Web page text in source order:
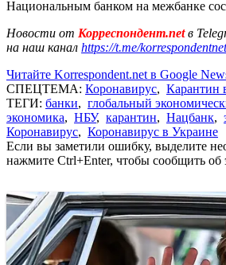
Национальным банком на межбанке
Новости от Корреспондент.netв
на наш канал https://t.me/korrespondentnet
Читайте Korrespondent.net в Google
СПЕЦТЕМА: Коронавирус, Карантин
ТЕГИ: банки, глобальный
экономика, НБУ, карантин, Нацбанк,
Коронавирус, Коронавирус в Украине
Если вы заметили ошибку, выделите
нажмите Ctrl+Enter, чтобы сообщить об